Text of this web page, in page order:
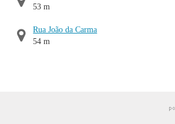
53 m
Rua João da Carma
54 m